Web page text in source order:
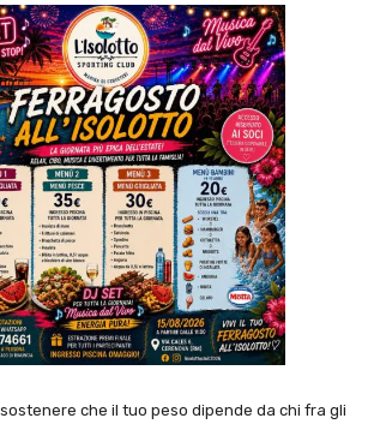
che il tuo peso dipende da chi fra gli